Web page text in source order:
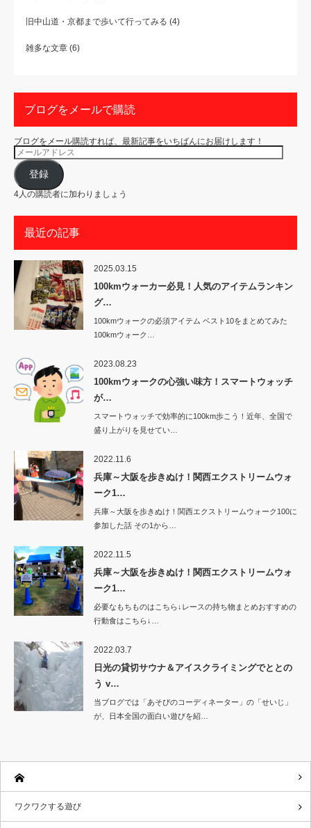
旧中山道・京都まで歩いて行ってみる (4)
雑多な文章 (6)
ブログをメールで購読
ブログをメール購読すれば、最新記事をいちばんにお届けします！
メ
ー
ル
ア
ド
レ
ス
登録
4人の購読者に加わりましょう
最近の記事
2025.03.15
100kmウォーカー必見！人気のアイテムランキン
グ…
100kmウォークの必須アイテム ベスト10をまとめてみた
100kmウォーク…
2023.08.23
100kmウォークの心強い味方！スマートウォッチ
が…
スマートウォッチで効率的に100km歩こう！近年、全国で
盛り上がりを見せてい…
2022.11.6
兵庫～大阪を歩きぬけ！関西エクストリームウォ
ーク1…
兵庫～大阪を歩きぬけ！関西エクストリームウォーク100に
参加した話 その1から…
2022.11.5
兵庫～大阪を歩きぬけ！関西エクストリームウォ
ーク1…
必要なもちものはこちら↓レースの持ち物まとめおすすめの
行動食はこちら↓…
2022.03.7
日光の貸切サウナ＆アイスクライミングでととの
う v…
当ブログでは「あそびのコーディネーター」の「せいじ」
が、日本全国の面白い遊びを紹…
ワクワクする遊び